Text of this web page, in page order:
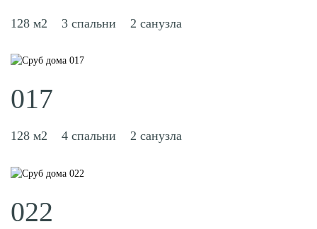
128 м2 3 спальни 2 санузла
017
128 м2 4 спальни 2 санузла
022